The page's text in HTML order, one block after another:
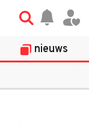
nieuws